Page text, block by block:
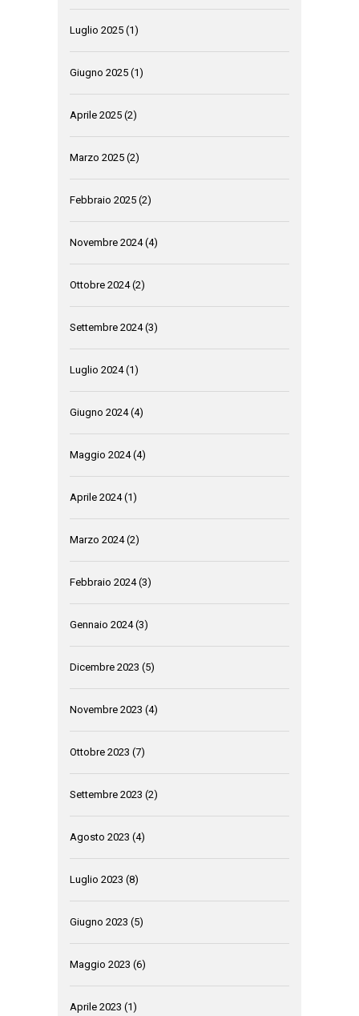
Luglio 2025 (1)
Giugno 2025 (1)
Aprile 2025 (2)
Marzo 2025 (2)
Febbraio 2025 (2)
Novembre 2024(4)
Ottobre 2024(2)
Settembre 2024(3)
Luglio 2024(1)
Giugno 2024(4)
Maggio 2024(4)
Aprile 2024(1)
Marzo 2024(2)
Febbraio 2024(3)
Gennaio 2024(3)
Dicembre 2023 (5)
Novembre 2023 (4)
Ottobre 2023 (7)
Settembre 2023 (2)
Agosto 2023 (4)
Luglio 2023 (8)
Giugno 2023 (5)
Maggio 2023 (6)
Aprile 2023 (1)